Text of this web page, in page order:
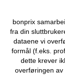
bonprix
fra din
dataene vi
formål (f.eks.
dette krever
overføringen av